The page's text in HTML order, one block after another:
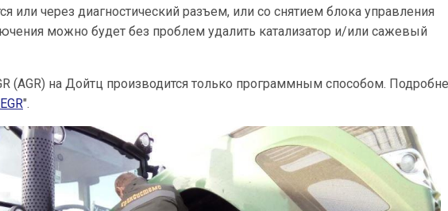
или через диагностический разъем, или со снятием блока управления
можно будет без проблем удалить катализатор и/или сажевый
(AGR) на Дойтц производится только программным способом.
".